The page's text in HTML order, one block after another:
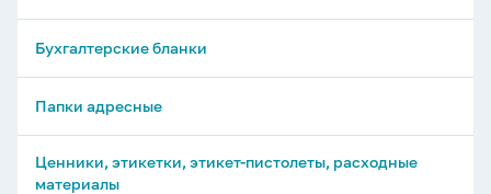
Бухгалтерские бланки
Папки адресные
Ценники, этикетки, этикет-пистолеты, расходные
материалы